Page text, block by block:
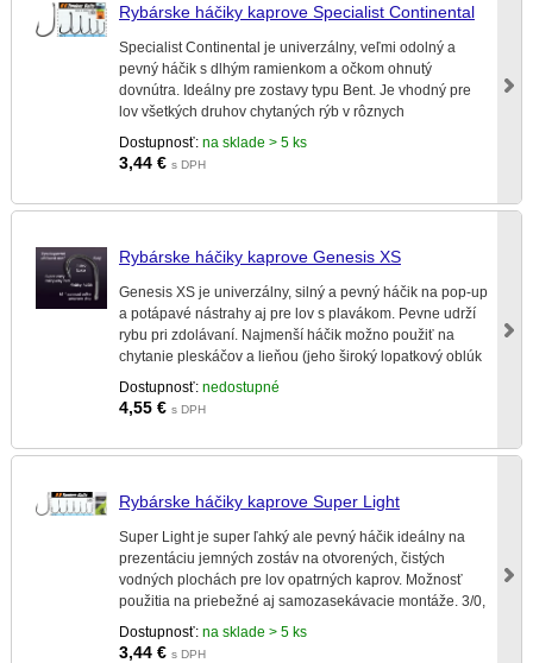
Rybárske háčiky kaprove Specialist Continental
Specialist Continental je univerzálny, veľmi odolný a
pevný háčik s dlhým ramienkom a očkom ohnutý
dovnútra. Ideálny pre zostavy typu Bent. Je vhodný pre
lov všetkých druhov chytaných rýb v rôznych
podmienkach a na rôzne vzdialenosti.
Dostupnosť: na sklade > 5 ks
3,44 € s DPH
Rybárske háčiky kaprove Genesis XS
Genesis XS je univerzálny, silný a pevný háčik na pop-up
a potápavé nástrahy aj pre lov s plavákom. Pevne udrží
rybu pri zdolávaní. Najmenší háčik možno použiť na
chytanie pleskáčov a lieňou (jeho široký lopatkový oblúk
sa hodí na rastlinné návnady).
Dostupnosť: nedostupné
4,55 € s DPH
Rybárske háčiky kaprove Super Light
Super Light je super ľahký ale pevný háčik ideálny na
prezentáciu jemných zostáv na otvorených, čistých
vodných plochách pre lov opatrných kaprov. Možnosť
použitia na priebežné aj samozasekávacie montáže. 3/0,
2/0 a 1/0 vhodné na mŕtvu rybku.
Dostupnosť: na sklade > 5 ks
3,44 € s DPH